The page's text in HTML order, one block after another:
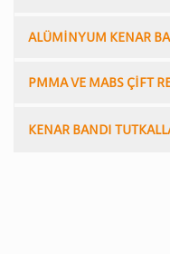
ALÜMİNYUM KENAR
PMMA VE MABS ÇİFT
KENAR BANDI